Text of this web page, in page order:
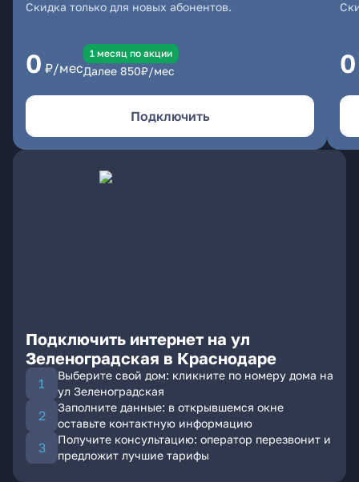
Скидка только для новых абонентов.
0 ₽/мес
1 месяц по акции
Далее 850₽/мес
Подключить
0
Подключить интернет на ул
Зеленоградская в Краснодаре
Выберите свой дом: кликните по номеру дома на
ул Зеленоградская
Заполните данные: в открывшемся окне
оставьте контактную информацию
Получите консультацию: оператор перезвонит и
предложит лучшие тарифы